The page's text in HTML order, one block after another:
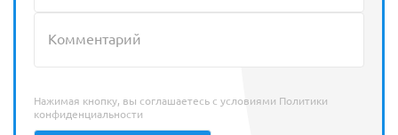
Нажимая кнопку, вы соглашаетесь с условиями Политики
конфиденциальности